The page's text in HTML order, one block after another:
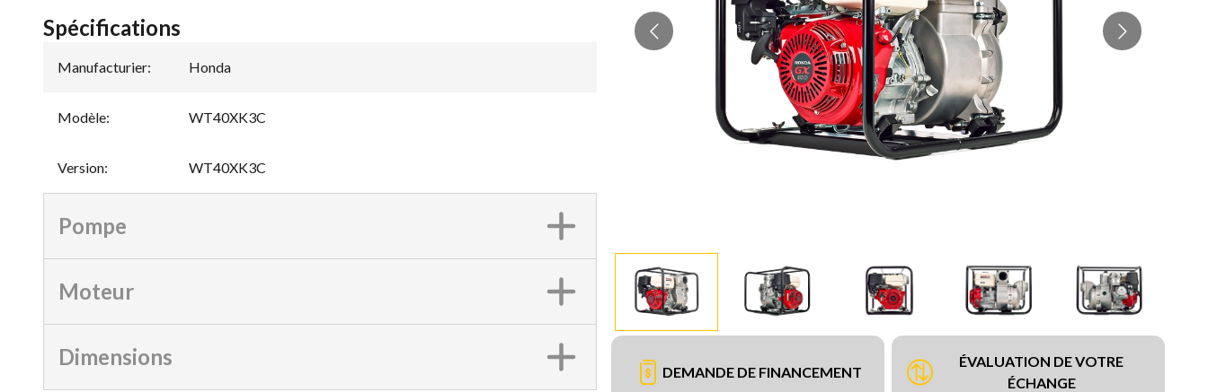
DEMANDE DE FINANCEMENT
ÉVALUATION DE VOTRE
ÉCHANGE
Spécifications
Manufacturier: Honda
Modèle: WT40XK3C
Version: WT40XK3C
Pompe
Moteur
Dimensions